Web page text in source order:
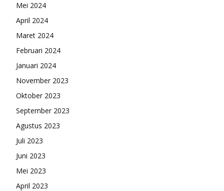
Mei 2024
April 2024
Maret 2024
Februari 2024
Januari 2024
November 2023
Oktober 2023
September 2023
Agustus 2023
Juli 2023
Juni 2023
Mei 2023
April 2023